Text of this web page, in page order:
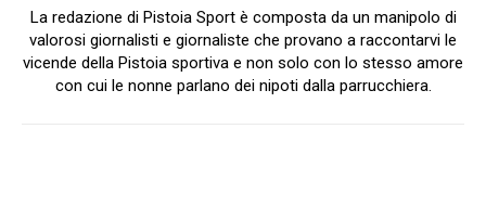
La redazione di Pistoia Sport è composta da un manipolo di
valorosi giornalisti e giornaliste che provano a raccontarvi le
vicende della Pistoia sportiva e non solo con lo stesso amore
con cui le nonne parlano dei nipoti dalla parrucchiera.